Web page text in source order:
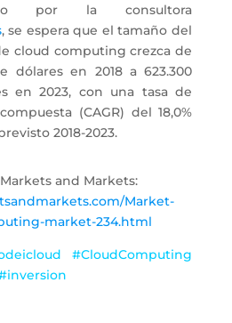
por la consultora
, se espera que el tamaño del
cloud computing crezca de
dólares en 2018 a 623.300
en 2023, con una tasa de
(CAGR) del 18,0%
2018-2023.
and Markets:
Market-
market-234.html
#CloudComputing